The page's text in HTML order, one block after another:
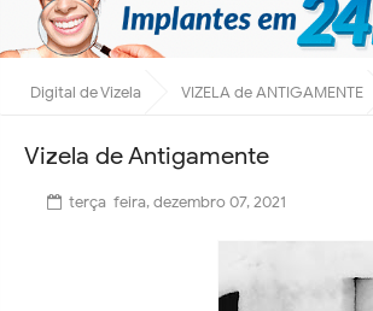
Digital de Vizela VIZELA de ANTIGAMENTE
Vizela de Antigamente
terça-feira, dezembro 07, 2021